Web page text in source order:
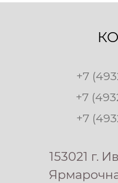
+7
+7
+7
153021 г.